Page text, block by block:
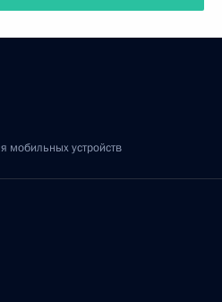
мобильных устройств